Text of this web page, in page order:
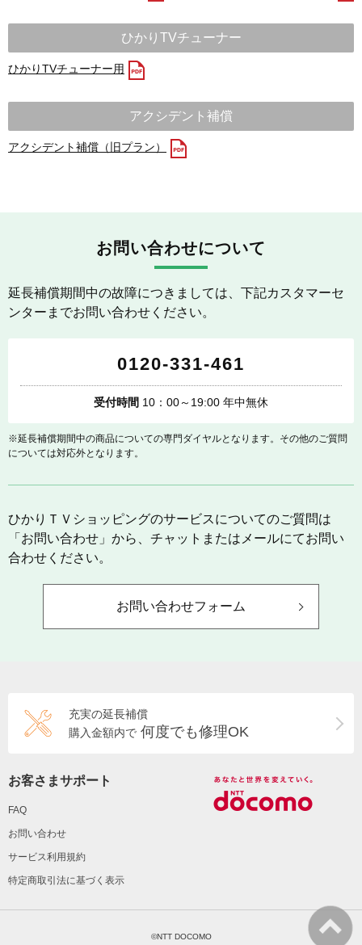
ひかりTVチューナー
ひかりTVチューナー用
アクシデント補償
アクシデント補償（旧プラン）
お問い合わせについて
延長補償期間中の故障につきましては、下記カスタマーセ
ンターまでお問い合わせください。
0120-331-461
受付時間 10：00～19:00 年中無休
※延長補償期間中の商品についての専門ダイヤルとなります。その他のご質問
については対応外となります。
ひかりＴＶショッピングのサービスについてのご質問は
「お問い合わせ」から、チャットまたはメールにてお問い
合わせください。
お問い合わせフォーム
充実の延長補償
購入金額内で 何度でも修理OK
お客さまサポート
FAQ
お問い合わせ
サービス利用規約
特定商取引法に基づく表示
©NTT DOCOMO